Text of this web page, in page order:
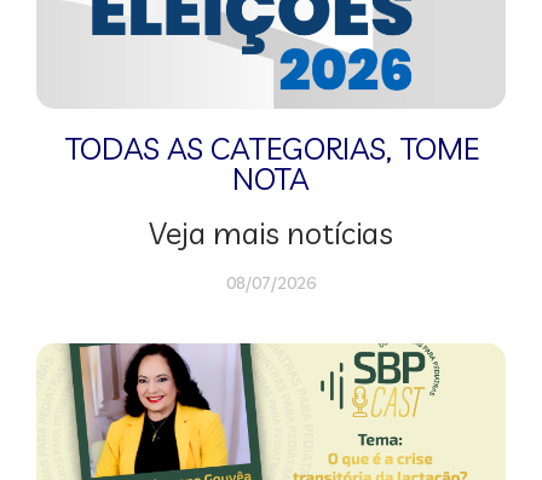
TODAS AS CATEGORIAS, TOME
NOTA
Veja mais notícias
08/07/2026